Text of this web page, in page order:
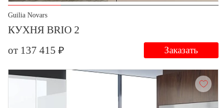
Guilia Novars
КУХНЯ BRIO 2
от 137 415 ₽
Заказать